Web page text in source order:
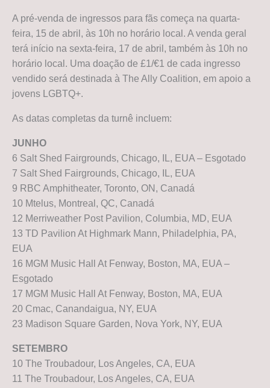
A pré-venda de ingressos para fãs começa na quarta-
feira, 15 de abril, às 10h no horário local. A venda geral
terá início na sexta-feira, 17 de abril, também às 10h no
horário local. Uma doação de £1/€1 de cada ingresso
vendido será destinada à The Ally Coalition, em apoio a
jovens LGBTQ+.
As datas completas da turnê incluem:
JUNHO
6 Salt Shed Fairgrounds, Chicago, IL, EUA – Esgotado
7 Salt Shed Fairgrounds, Chicago, IL, EUA
9 RBC Amphitheater, Toronto, ON, Canadá
10 Mtelus, Montreal, QC, Canadá
12 Merriweather Post Pavilion, Columbia, MD, EUA
13 TD Pavilion At Highmark Mann, Philadelphia, PA,
EUA
16 MGM Music Hall At Fenway, Boston, MA, EUA –
Esgotado
17 MGM Music Hall At Fenway, Boston, MA, EUA
20 Cmac, Canandaigua, NY, EUA
23 Madison Square Garden, Nova York, NY, EUA
SETEMBRO
10 The Troubadour, Los Angeles, CA, EUA
11 The Troubadour, Los Angeles, CA, EUA